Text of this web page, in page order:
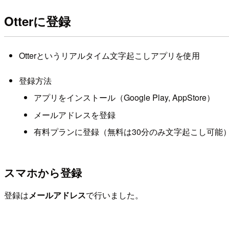
Otterに登録
Otterというリアルタイム文字起こしアプリを使用
登録方法
アプリをインストール（Google Play, AppStore）
メールアドレスを登録
有料プランに登録（無料は30分のみ文字起こし可能
スマホから登録
登録はメールアドレスで行いました。